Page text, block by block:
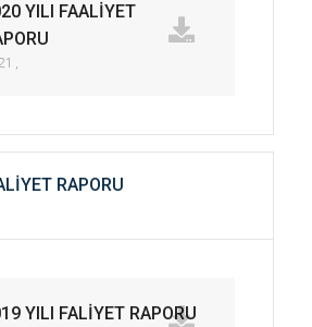
YILI FAALİYET
,
RAPORU
YILI FALİYET RAPORU